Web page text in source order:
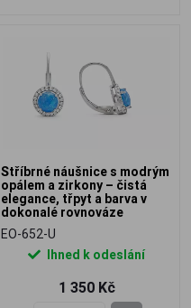
Stříbrné náušnice s modrým
opálem a zirkony – čistá
elegance, třpyt a barva v
dokonalé rovnováze
EO-652-U
Ihned k odeslání
1 350 Kč